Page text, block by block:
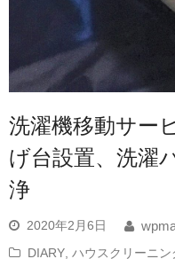
洗濯機移動サー
げ台設置、洗濯
浄
2020年2月6日
DIARY ハウスクリーニ